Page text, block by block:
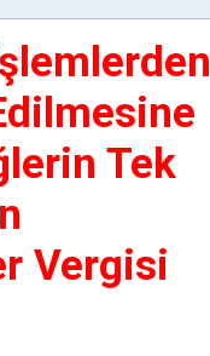
Tek
Vergisi